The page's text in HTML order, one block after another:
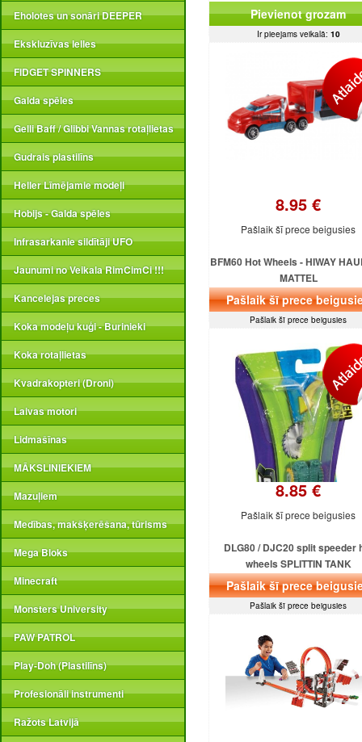
Eholotes un sonāri DEEPER
Ekskluzīvas lelles
FIDGET SPINNERS
Galda spēles
Gelli Baff / Glibbi Vannas rotaļlietas
Gudrais plastilīns
Heller Līmējamie modeļi
Hobijs - Galda spēles
Infrasarkanie sildītāji UFO
Jaunumi no Veikala RimCimCi !!!
Kancelejas preces
Koka modeļu kuģi - Burinieki
Koka rotaļlietas
Kvadrakopteri (Droni)
Laivas motori
Lidmašīnas
MĀKSLINIEKIEM
Mazuļiem
Medības, makšķerēšana, tūrisms
Mega Bloks
Minecraft
Monsters University
PAW PATROL
Play-Doh (Plastilīns)
Profesionāli instrumenti
Ražots Latvijā
Pievienot grozam
Ir pieejams veikalā: 10
8.95 €
Pašlaik šī prece beigusies
BFM60 Hot Wheels - HIWAY
MATTEL
Pašlaik šī prece
Pašlaik šī prece beigusies
8.85 €
Pašlaik šī prece beigusies
DLG80 / DJC20 split speeder
wheels SPLITTIN TANK
Pašlaik šī prece
Pašlaik šī prece beigusies